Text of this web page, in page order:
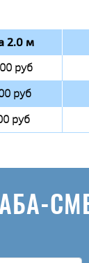
2.0 м
руб
руб
руб